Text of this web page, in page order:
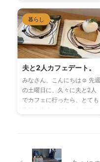
見に行ってきました。しだれ
桜の里しだれ桜の里は、今年
の3月16日にグランド ...
も、大雨や雷がすごく、緊急
速報が何度も鳴っている状態
です。 これ以上被害が拡大し
ませんように
みなさん、気
を付けてお過ごしください。
今日は家族の健康と日々の習
慣について書きたいと思いま
す
3月末にお引っ越しを
し、早くも3ヶ月が過ぎまし
た。引っ越してからはご飯は
主に私が担当しており(母が仕
います。 元々濃い味付 ...
暮らし
夫と2人カフェデート。
みなさん、こんにちは☺︎ 先週
の土曜日に、久々に夫と2人
でカフェに行ったら、とても
素敵な出会いがあったので、
義父と義祖母に預け、義母と
３人で打ち合わせに行きまし